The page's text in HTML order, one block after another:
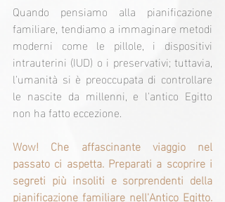
Quando pensiamo alla pianificazione
familiare, tendiamo a immaginare metodi
moderni come le pillole, i dispositivi
intrauterini (IUD) o i preservativi; tuttavia,
l'umanità si è preoccupata di controllare
le nascite da millenni, e l'antico Egitto
non ha fatto eccezione.
Wow! Che affascinante viaggio nel
passato ci aspetta. Preparati a scoprire i
segreti più insoliti e sorprendenti della